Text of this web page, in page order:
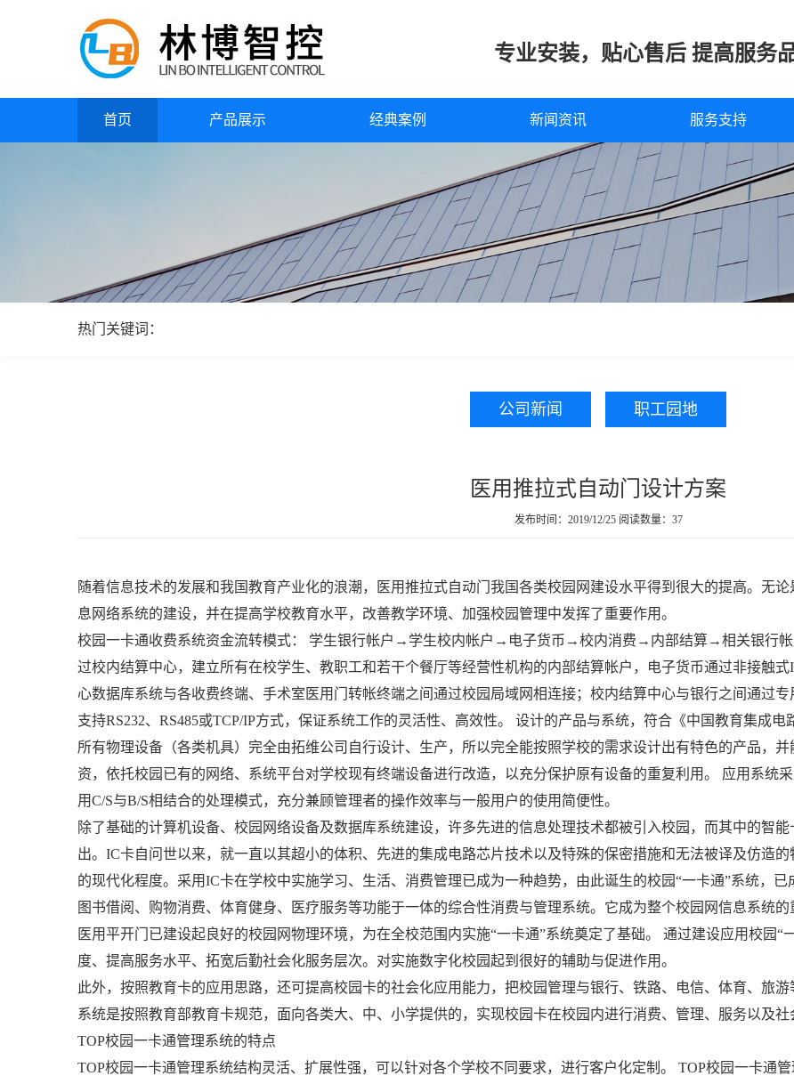
专业安装，贴心售后 提高服务
首页 产品展示 经典案例 新闻资讯 服务支持
热门关键词：
公司新闻 职工园地
医用推拉式自动门设计方案
发布时间：2019/12/25 阅读数量：37
随着信息技术的发展和我国教育产业化的浪潮， 医用推拉式自动门 我国各类校园网建设水平得到很大的提高。无
息网络系统的建设，并在提高学校教育水平，改善教学环境、加强校园管理中发挥了重要作用。
校园一卡通收费系统资金流转模式： 学生银行帐户→学生校内帐户→电子货币→校内消费→内部结算→相关银行帐
过校内结算中心，建立所有在校学生、教职工和若干个餐厅等经营性机构的内部结算帐户，电子货币通过非接触
心数据库系统与各收费终端、 手术室医用门 转帐终端之间通过校园局域网相连接；校内结算中心与银行之间通过
支持RS232、RS485或TCP/IP方式，保证系统工作的灵活性、高效性。 设计的产品与系统，符合《中国教育集成
所有物理设备（各类机具）完全由拓维公司自行设计、生产，所以完全能按照学校的需求设计出有特色的产品，
资，依托校园已有的网络、系统平台对学校现有终端设备进行改造，以充分保护原有设备的重复利用。 应用系统
用C/S与B/S相结合的处理模式，充分兼顾管理者的操作效率与一般用户的使用简便性。
除了基础的计算机设备、校园网络设备及数据库系统建设，许多先进的信息处理技术都被引入校园，而其中的智
出。IC卡自问世以来，就一直以其超小的体积、先进的集成电路芯片技术以及特殊的保密措施和无法被译及仿造
的现代化程度。采用IC卡在学校中实施学习、生活、消费管理已成为一种趋势，由此诞生的校园“一卡通”系统，
图书借阅、购物消费、体育健身、医疗服务等功能于一体的综合性消费与管理系统。它成为整个校园网信息系统
医用平开门
已建设起良好的校园网物理环境，为在全校范围内实施“一卡通”系统奠定了基础。 通过建设应用校园
度、提高服务水平、拓宽后勤社会化服务层次。对实施数字化校园起到很好的辅助与促进作用。
此外，按照教育卡的应用思路，还可提高校园卡的社会化应用能力，把校园管理与银行、铁路、电信、体育、旅
系统是按照教育部教育卡规范，面向各类大、中、小学提供的，实现校园卡在校园内进行消费、管理、服务以及社
TOP校园一卡通管理系统的特点
TOP校园一卡通管理系统结构灵活、扩展性强，可以针对各个学校不同要求，进行客户化定制。 TOP校园一卡通